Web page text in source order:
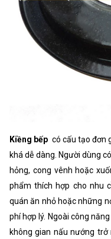
Kiềng bếp có cấu tạo đơn
khá dễ dàng. Người dùng
hỏng, cong vênh hoặc
phẩm thích hợp cho nhu
quán ăn nhỏ hoặc những
phí hợp lý. Ngoài công
không gian nấu nướng